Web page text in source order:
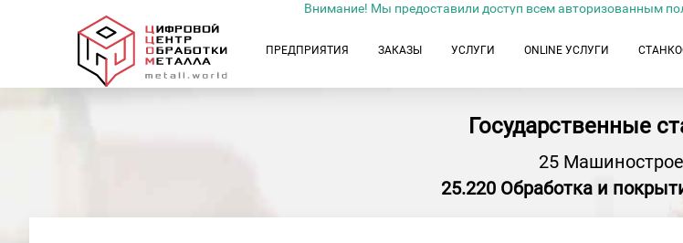
Внимание! Мы предоставили доступ всем авторизованным
ПРЕДПРИЯТИЯ ЗАКАЗЫ УСЛУГИ ONLINE УСЛУГИ
Государственные
25
25.220 Обработка и